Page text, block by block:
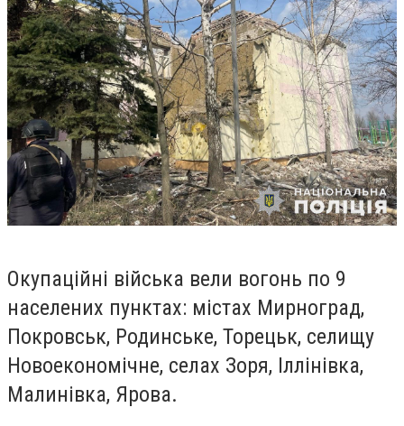
Окупаційні війська вели вогонь по 9
населених пунктах: містах Мирноград,
Покровськ, Родинське, Торецьк, селищу
Новоекономічне, селах Зоря, Іллінівка,
Малинівка, Ярова.